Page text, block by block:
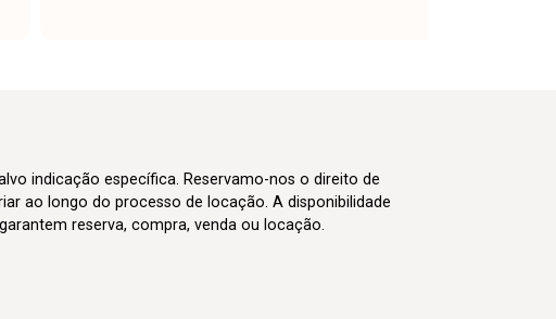
indicação específica. Reservamo-nos o direito de
ao longo do processo de locação. A disponibilidade
reserva, compra, venda ou locação.